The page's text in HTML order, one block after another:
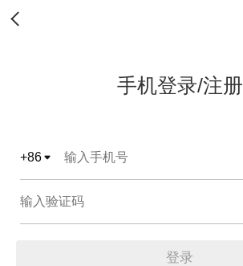
手机登录/注册
+86
登录